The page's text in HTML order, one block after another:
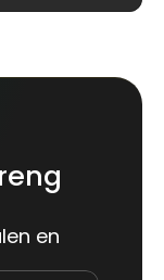
en